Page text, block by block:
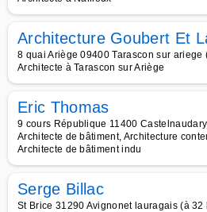
Architecture Goubert Et
8 quai Ariège 09400 Tarascon sur ariege
Architecte à Tarascon sur Ariège
Eric Thomas
9 cours République 11400
Architecte de bâtiment, Architecture
Architecte de bâtiment indu
Serge Billac
St Brice 31290 Avignonet lauragais (à 32